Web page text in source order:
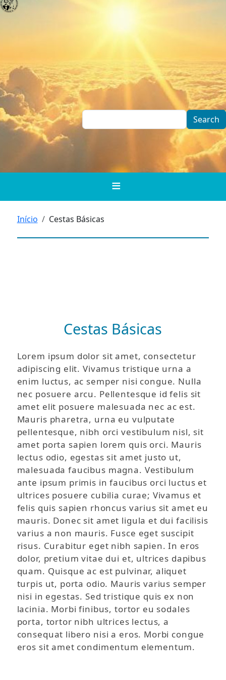
Skip to main content
Search
Início Cestas Básicas
Cestas Básicas
Lorem ipsum dolor sit amet, consectetur
adipiscing elit. Vivamus tristique urna a
enim luctus, ac semper nisi congue. Nulla
nec posuere arcu. Pellentesque id felis sit
amet elit posuere malesuada nec ac est.
Mauris pharetra, urna eu vulputate
pellentesque, nibh orci vestibulum nisl, sit
amet porta sapien lorem quis orci. Mauris
lectus odio, egestas sit amet justo ut,
malesuada faucibus magna. Vestibulum
ante ipsum primis in faucibus orci luctus et
ultrices posuere cubilia curae; Vivamus et
felis quis sapien rhoncus varius sit amet eu
mauris. Donec sit amet ligula et dui facilisis
varius a non mauris. Fusce eget suscipit
risus. Curabitur eget nibh sapien. In eros
dolor, pretium vitae dui et, ultrices dapibus
quam. Quisque ac est pulvinar, aliquet
turpis ut, porta odio. Mauris varius semper
nisi in egestas. Sed tristique quis ex non
lacinia. Morbi finibus, tortor eu sodales
porta, tortor nibh ultrices lectus, a
consequat libero nisi a eros. Morbi congue
eros sit amet condimentum elementum.